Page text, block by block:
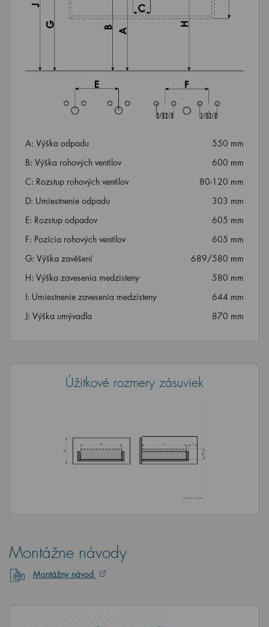
A: Výška odpadu
550 mm
B: Výška rohových ventilov
600 mm
C: Rozstup rohových ventilov
80-120 mm
D: Umiestnenie odpadu
303 mm
E: Rozstup odpadov
605 mm
F: Pozícia rohových ventilov
605 mm
G: Výška zavěšení
689/580 mm
H: Výška zavesenia medzisteny
580 mm
I: Umiestnenie zavesenia medzisteny
644 mm
J: Výška umývadla
870 mm
Úžitkové rozmery zásuviek
Montážne návody
Montážny návod